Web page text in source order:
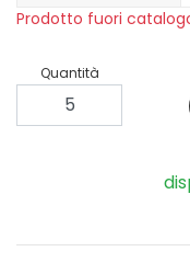
Prodotto fuori
Quantità